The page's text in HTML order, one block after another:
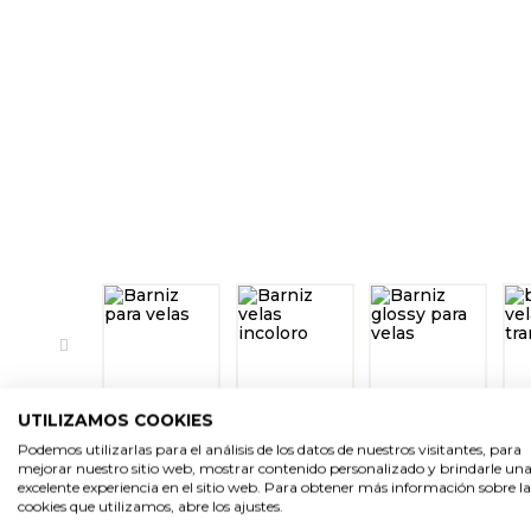
UTILIZAMOS COOKIES
Podemos utilizarlas para el análisis de los datos de nuestros visitantes, para
mejorar nuestro sitio web, mostrar contenido personalizado y brindarle una
excelente experiencia en el sitio web. Para obtener más información sobre
cookies que utilizamos, abre los ajustes.